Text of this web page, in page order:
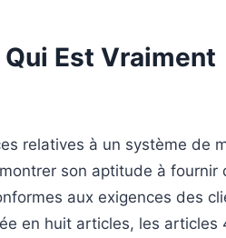
Est Vraiment
relatives à un système de
son aptitude à fournir
aux exigences des
en huit articles, les articles